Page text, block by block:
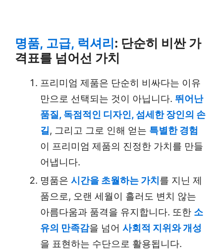
명품, 고급, 럭셔리: 단순히 비싼 가
격표를 넘어선 가치
프리미엄 제품은 단순히 비싸다는 이유
만으로 선택되는 것이 아닙니다. 뛰어난
품질, 독점적인 디자인, 섬세한 장인의 손
길, 그리고 그로 인해 얻는 특별한 경험
이 프리미엄 제품의 진정한 가치를 만들
어냅니다.
명품은 시간을 초월하는 가치 를 지닌 제
품으로, 오랜 세월이 흘러도 변치 않는
아름다움과 품격을 유지합니다. 또한 소
유의 만족감을 넘어 사회적 지위와 개성
을 표현하는 수단으로 활용됩니다.